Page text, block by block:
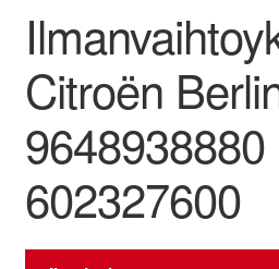
Tilini
Valitukset
Citroën
9648938880
602327600